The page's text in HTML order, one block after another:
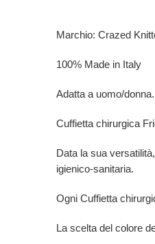
Marchio: Crazed
100% Made in Italy
Adatta a uomo/donna.
Cuffietta chirurgica
Data la sua
igienico-sanitaria.
Ogni Cuffietta
La scelta del colore